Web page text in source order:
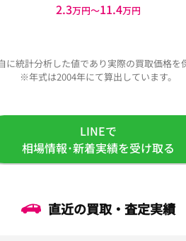
2.3万円〜11.4万円
統計分析した値であり実際の買取価格を
※年式は2004年にて算出しています。
LINEで
相場情報･新着実績を受け取る
直近の買取・査定実績